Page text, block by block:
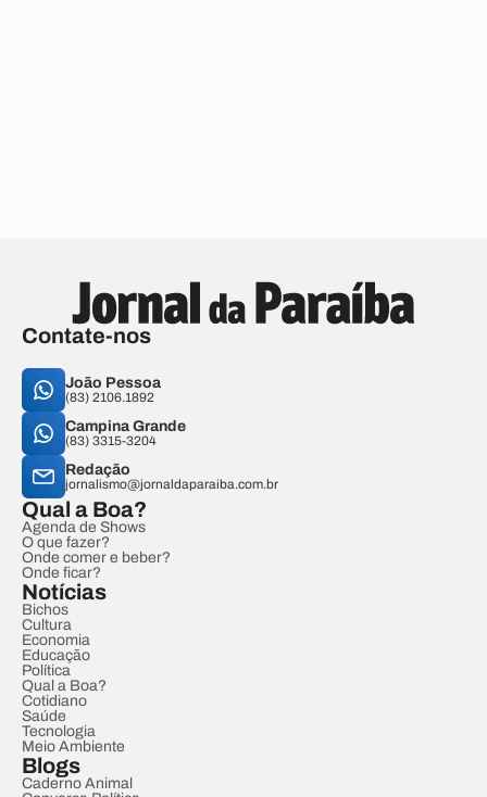
Contate-nos
João Pessoa
(83) 2106.1892
Campina Grande
(83) 3315-3204
Redação
jornalismo@jornaldaparaiba.com.br
Qual a Boa?
Agenda de Shows
O que fazer?
Onde comer e beber?
Onde ficar?
Notícias
Bichos
Cultura
Economia
Educação
Política
Qual a Boa?
Cotidiano
Saúde
Tecnologia
Meio Ambiente
Blogs
Caderno Animal